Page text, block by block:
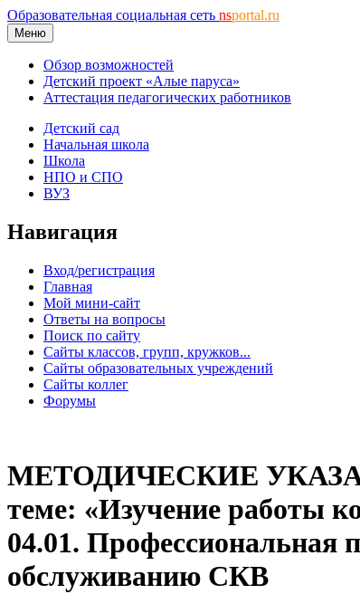
Образовательная социальная сеть nsportal.ru
Меню
Обзор возможностей
Детский проект «Алые паруса»
Аттестация педагогических работников
Детский сад
Начальная школа
Школа
НПО и СПО
ВУЗ
Навигация
Вход/регистрация
Главная
Мой мини-сайт
Ответы на вопросы
Поиск по сайту
Сайты классов, групп, кружков...
Сайты образовательных учреждений
Сайты коллег
Форумы
МЕТОДИЧЕСКИЕ
теме: «Изучение работы
04.01. Профессиональная
обслуживанию СКВ